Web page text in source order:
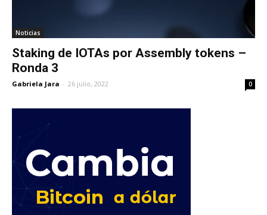
Noticias
Staking de IOTAs por Assembly tokens –
Ronda 3
Gabriela Jara - 26 julio, 2022 0